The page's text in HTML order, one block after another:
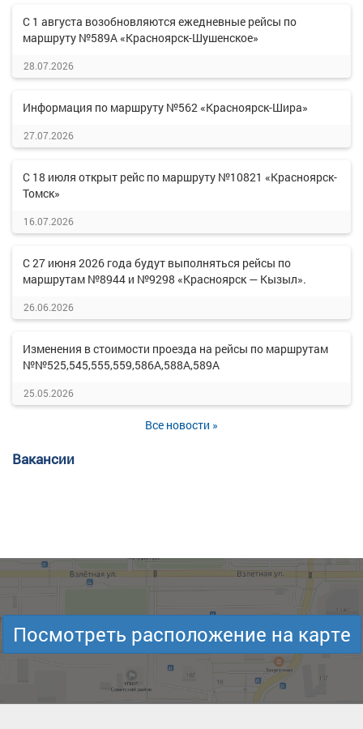
С 1 августа возобновляются ежедневные рейсы по
маршруту №589А «Красноярск-Шушенское»
28.07.2026
Информация по маршруту №562 «Красноярск-Шира»
27.07.2026
С 18 июля открыт рейс по маршруту №10821 «Красноярск-
Томск»
16.07.2026
С 27 июня 2026 года будут выполняться рейсы по
маршрутам №8944 и №9298 «Красноярск — Кызыл».
26.06.2026
Изменения в стоимости проезда на рейсы по маршрутам
№№525,545,555,559,586А,588А,589А
25.05.2026
Все новости »
Вакансии
Посмотреть расположение на карте